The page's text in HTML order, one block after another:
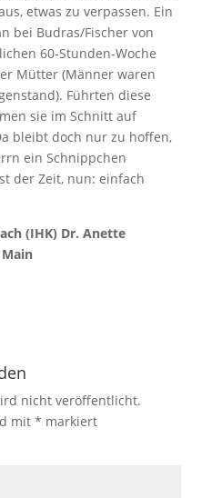
etwas zu verpassen. Ein
bei Budras/Fischer von
60-Stunden-Woche
Mütter (Männer waren
Führten diese
sie im Schnitt auf
bleibt doch nur zu hoffen,
ein Schnippchen
der Zeit, nun: einfach
(IHK) Dr. Anette
nicht veröffentlicht.
mit * markiert